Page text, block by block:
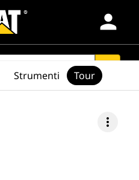
person
search
more_vert
Strumenti Tour